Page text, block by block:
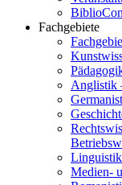
Fachgebiete
Anglistik
Linguistik
Medien-